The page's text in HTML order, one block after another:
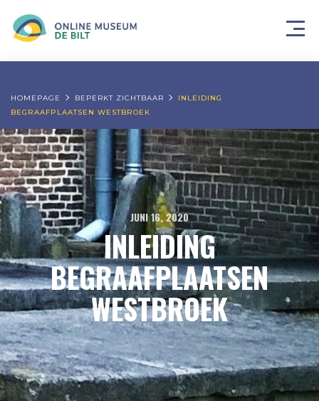
HOMEPAGE BEPERKT ZICHTBAAR
INLEIDING
BEGRAAFPLAATSEN WESTBROEK
JUNI 16, 2020
INLEIDING
BEGRAAFPLAATSEN
WESTBROEK